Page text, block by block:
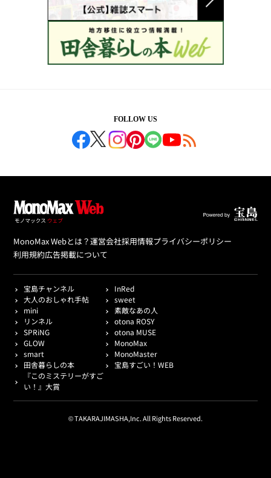
FOLLOW US
MonoMax Webとは？運営会社採用情報プライバシーポリシー
利用規約広告掲載について
宝島チャンネル
InRed
大人のおしゃれ手帖
sweet
mini
素敵なあの人
リンネル
otona ROSY
SPRiNG
otona MUSE
GLOW
MonoMax
smart
MonoMaster
田舎暮らしの本
宝島すごい！WEB
『このミステリーがすご
い！』大賞
© TAKARAJIMASHA,Inc. All Rights Reserved.